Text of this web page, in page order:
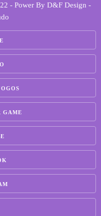
- Power By D&F Design -
GAME